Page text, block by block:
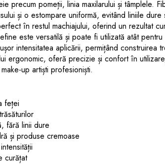
precum pomeții, linia maxilarului și tâmplele.
și o estompare uniformă, evitând liniile
în restul machiajului, oferind un rezultat
este versatilă și poate fi utilizată atât
intensitatea aplicării, permițând construirea
ergonomic, oferă precizie și confort în
up artiști profesioniști.
feței
fără linii dure
și produse cremoase
curățat